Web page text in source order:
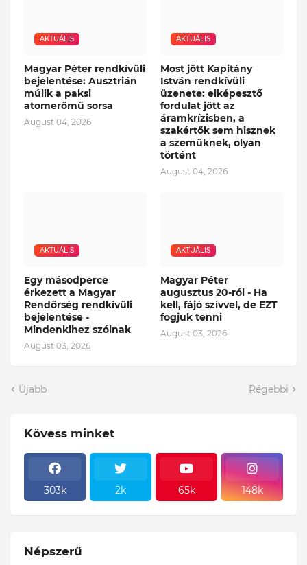
AKTUÁLIS
Magyar Péter rendkívüli
bejelentése: Ausztrián
múlik a paksi
atomerőmű sorsa
August 04, 2026
AKTUÁLIS
Most jött Kapitány
István rendkívüli
üzenete: elképesztő
fordulat jött az
áramkrízisben, a
szakértők sem hisznek
a szemüknek, olyan
történt
August 04, 2026
AKTUÁLIS
Egy másodperce
érkezett a Magyar
Rendőrség rendkívüli
bejelentése -
Mindenkihez szólnak
August 03, 2026
AKTUÁLIS
Magyar Péter
augusztus 20-ról - Ha
kell, fájó szívvel, de EZT
fogjuk tenni
August 03, 2026
Újabb Régebbi
Kövess minket
303k 2k 65k 148k
Népszerű